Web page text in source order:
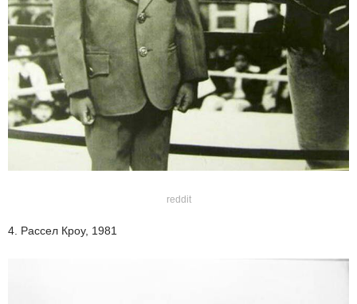
reddit
4. Рассел Кроу, 1981